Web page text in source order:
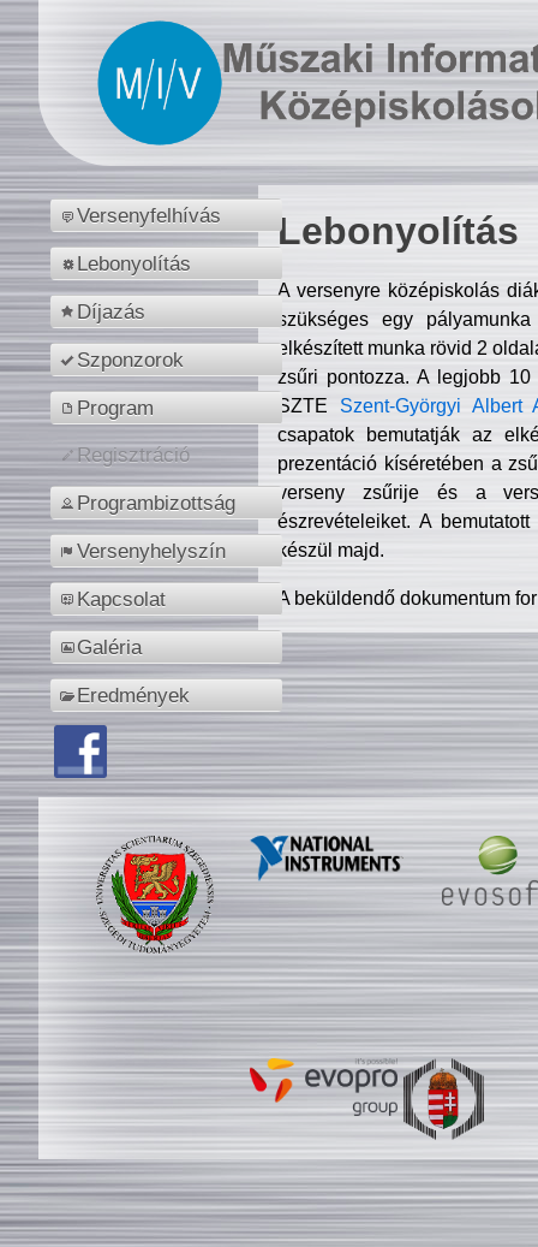
Versenyfelhívás
Lebonyolítás
Díjazás
Szponzorok
Program
Regisztráció
Programbizottság
Versenyhelyszín
Kapcsolat
Galéria
Eredmények
Lebonyolítás
A versenyre középiskolás
szükséges egy
elkészített munka rövid 2
zsűri pontozza. A legjobb
SZTE Szent-Györgyi Albert
csapatok bemutatják az
prezentáció kíséretében a
verseny zsűrije és a
észrevételeiket. A
készül majd.
A beküldendő dokumentum